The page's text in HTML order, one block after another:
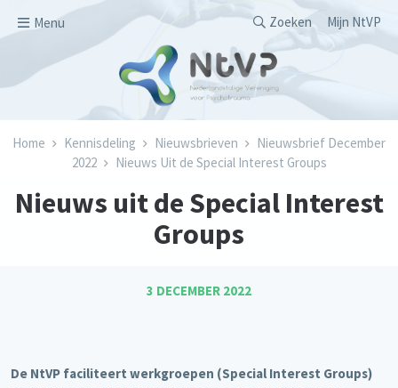
Menu
Secondary
Zoeken Mijn NtVP
Kruimelpad
Home Kennisdeling Nieuwsbrieven
Nieuwsbrief December
2022
Nieuws Uit de Special Interest Groups
Nieuws uit de Special Interest
Groups
3 DECEMBER 2022
De NtVP faciliteert werkgroepen (Special Interest Groups)